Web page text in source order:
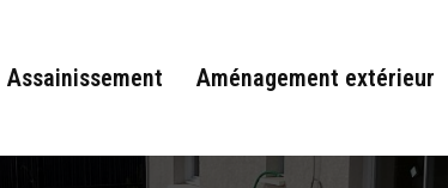
Assainissement Aménagement extérieur